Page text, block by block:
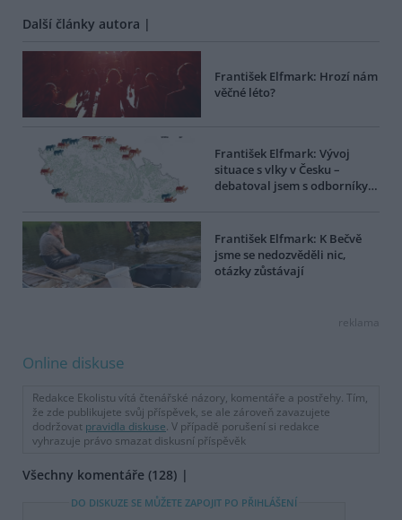
Další články autora |
František Elfmark: Hrozí nám
věčné léto?
František Elfmark: Vývoj
situace s vlky v Česku –
debatoval jsem s odborníky…
František Elfmark: K Bečvě
jsme se nedozvěděli nic,
otázky zůstávají
reklama
Online diskuse
Redakce Ekolistu vítá čtenářské názory, komentáře a postřehy. Tím,
že zde publikujete svůj příspěvek, se ale zároveň zavazujete
dodržovat pravidla diskuse. V případě porušení si redakce
vyhrazuje právo smazat diskusní příspěvěk
Všechny komentáře (128)
DO DISKUZE SE MŮŽETE ZAPOJIT PO PŘIHLÁŠENÍ